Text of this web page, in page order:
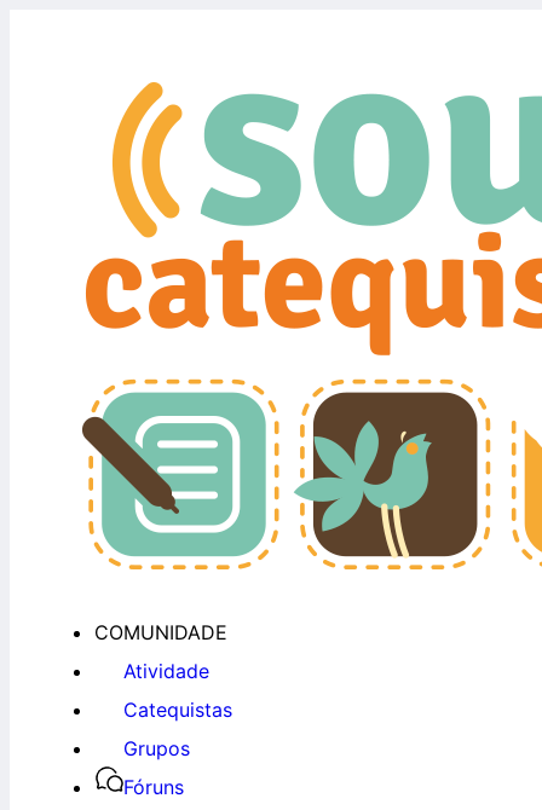
COMUNIDADE
Atividade
Catequistas
Grupos
Fóruns